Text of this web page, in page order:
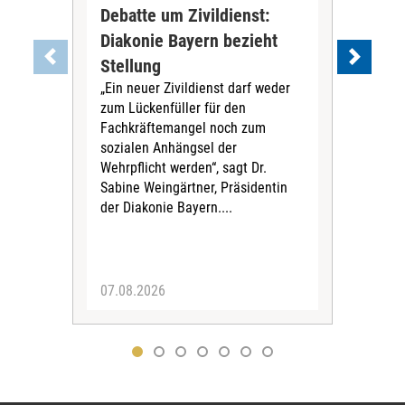
Debatte um Zivildienst:
Diakonie Bayern bezieht
Stellung
„Ein neuer Zivildienst darf weder
zum Lückenfüller für den
Fachkräftemangel noch zum
sozialen Anhängsel der
Wehrpflicht werden“, sagt Dr.
Sabine Weingärtner, Präsidentin
der Diakonie Bayern....
07.08.2026